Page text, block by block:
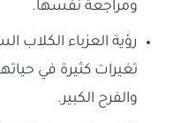
ومراجعة نفسها.
رؤية العزباء الكلاب
تغيرات كثيرة في
والفرح الكبير.